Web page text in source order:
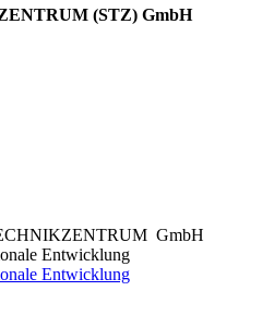
(STZ) GmbH
GmbH